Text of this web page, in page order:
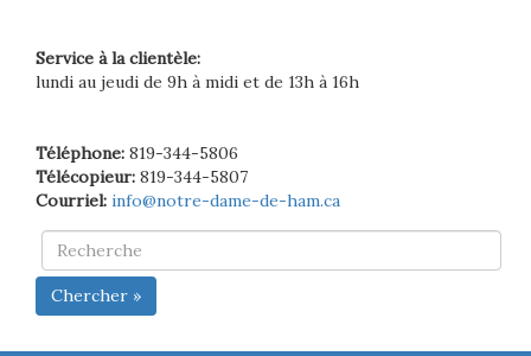
Service à la clientèle:
lundi au jeudi de 9h à midi et de 13h à 16h
Téléphone: 819-344-5806
Télécopieur: 819-344-5807
Courriel: info@notre-dame-de-ham.ca
Chercher »